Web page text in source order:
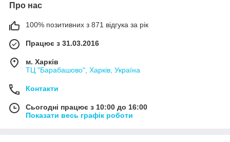
Про нас
100% позитивних з 871 відгука за рік
Працює з 31.03.2016
м. Харків
ТЦ "Барабашово", Харків, Україна
Контакти
Сьогодні працює з 10:00 до 16:00
Показати весь графік роботи